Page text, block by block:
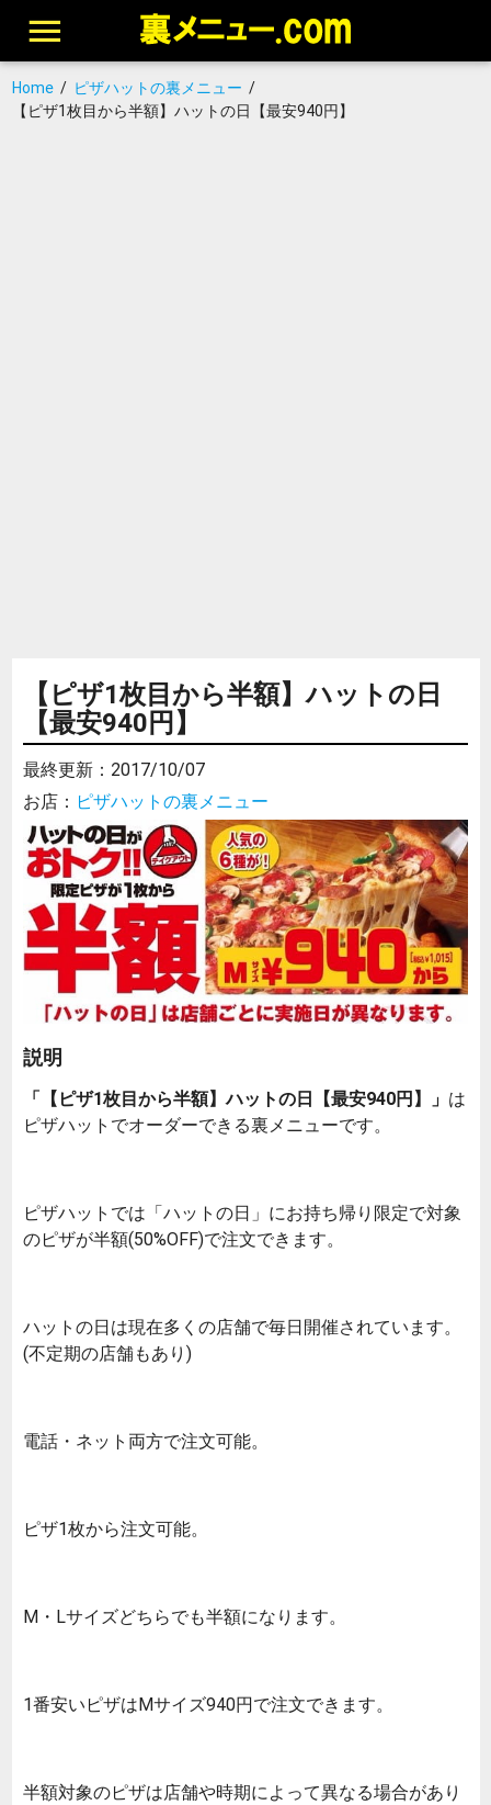
Home/ ピザハットの裏メニュー /
【ピザ1枚目から半額】ハットの日【最安940円】
【ピザ1枚目から半額】ハットの日
【最安940円】
最終更新： 2017/10/07
お店： ピザハットの裏メニュー
説明
「【ピザ1枚目から半額】ハットの日【最安940円】」 は
ピザハットでオーダーできる裏メニューです。
ピザハットでは「ハットの日」にお持ち帰り限定で対象
のピザが半額(50%OFF)で注文できます。
ハットの日は現在多くの店舗で毎日開催されています。
(不定期の店舗もあり)
電話・ネット両方で注文可能。
ピザ1枚から注文可能。
M・Lサイズどちらでも半額になります。
1番安いピザはMサイズ940円で注文できます。
半額対象のピザは店舗や時期によって異なる場合があり